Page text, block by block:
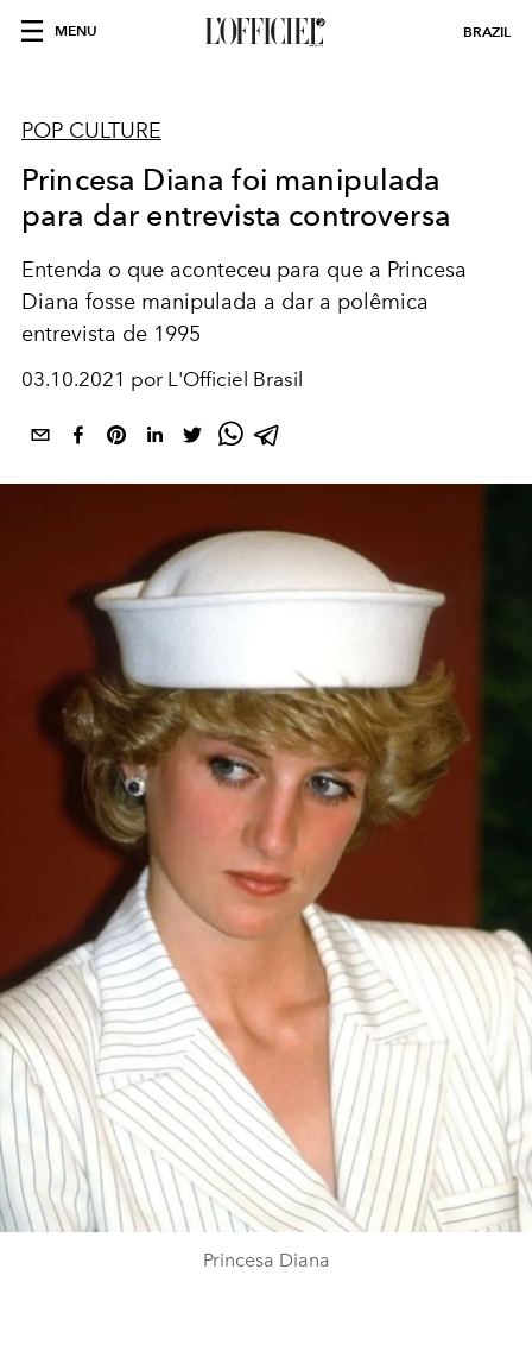
MENU BRAZIL
POP CULTURE
Princesa Diana foi manipulada
para dar entrevista controversa
Entenda o que aconteceu para que a Princesa
Diana fosse manipulada a dar a polêmica
entrevista de 1995
03.10.2021 por L'Officiel Brasil
Princesa Diana